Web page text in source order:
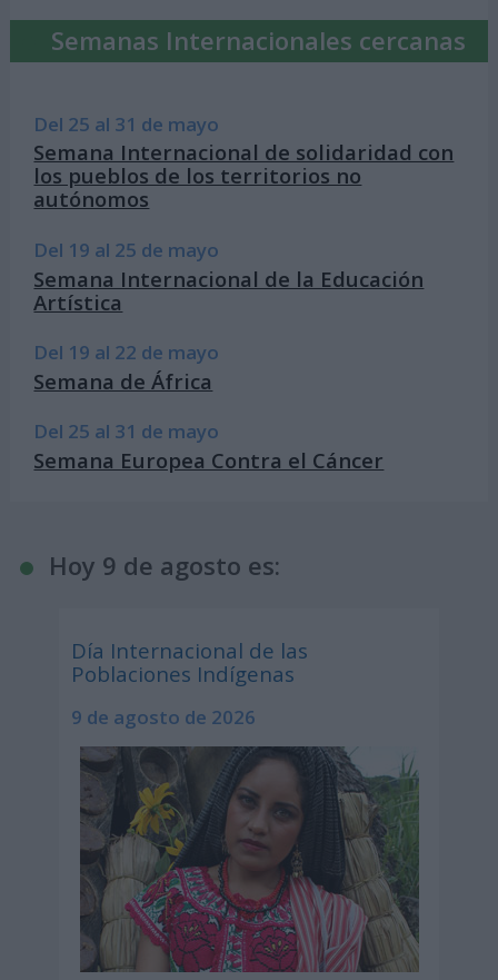
Semanas Internacionales cercanas
Del 25 al 31 de mayo
Semana Internacional de solidaridad con
los pueblos de los territorios no
autónomos
Del 19 al 25 de mayo
Semana Internacional de la Educación
Artística
Del 19 al 22 de mayo
Semana de África
Del 25 al 31 de mayo
Semana Europea Contra el Cáncer
Hoy 9 de agosto es:
Día Internacional de las
Poblaciones Indígenas
9 de agosto de 2026